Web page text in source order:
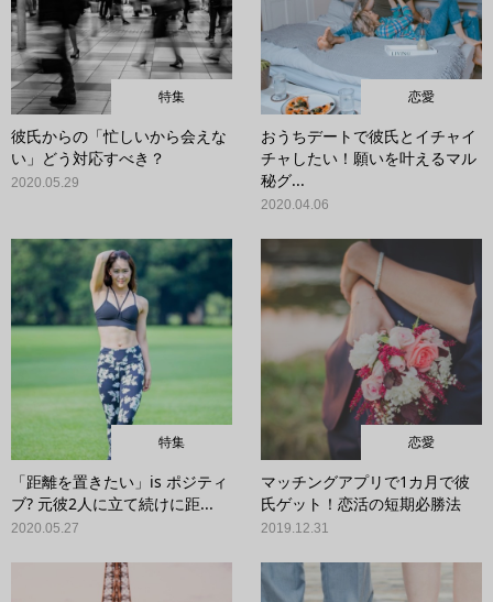
特集
彼氏からの「忙しいから会えな
い」どう対応すべき？
2020.05.29
恋愛
おうちデートで彼氏とイチャイ
チャしたい！願いを叶えるマル
秘グ...
2020.04.06
特集
「距離を置きたい」is ポジティ
ブ? 元彼2人に立て続けに距...
2020.05.27
恋愛
マッチングアプリで1カ月で彼
氏ゲット！恋活の短期必勝法
2019.12.31